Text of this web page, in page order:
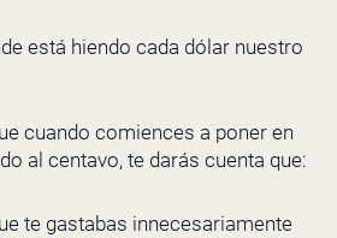
está hiendo cada dólar nuestro
cuando comiences a poner en
al centavo, te darás cuenta que:
te gastabas innecesariamente